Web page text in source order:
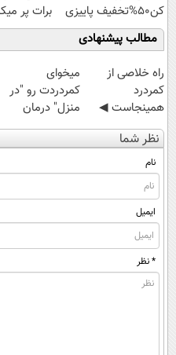
کن50%تخفیف پاییزی
برات پر
تا امشب
مطالب پیشنهادی
‌راه خلاصی از
کمردرد
همینجاست ◀
فقط کافیه فرم
رو پر کنی!
میخوای
کمردردت رو "در
منزل" درمان
کنی؟ (◂فیلم +
◂پرسش‌نامه)
نظر شما
نام
ایمیل
* نظر